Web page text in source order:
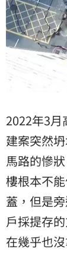
2022年3
建案突然
馬路的慘
樓根本不
蓋，但是
戶採提存
在幾乎也